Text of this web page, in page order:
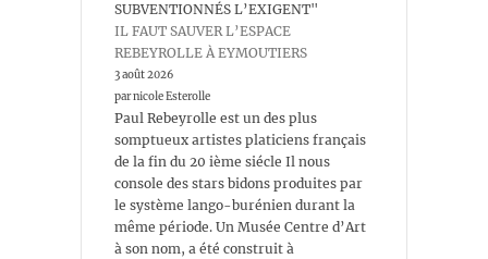
SUBVENTIONNÉS L’EXIGENT"
IL FAUT SAUVER L’ESPACE
REBEYROLLE À EYMOUTIERS
3 août 2026
par nicole Esterolle
Paul Rebeyrolle est un des plus
somptueux artistes platiciens français
de la fin du 20 ième siécle Il nous
console des stars bidons produites par
le système lango-burénien durant la
même période. Un Musée Centre d’Art
à son nom, a été construit à